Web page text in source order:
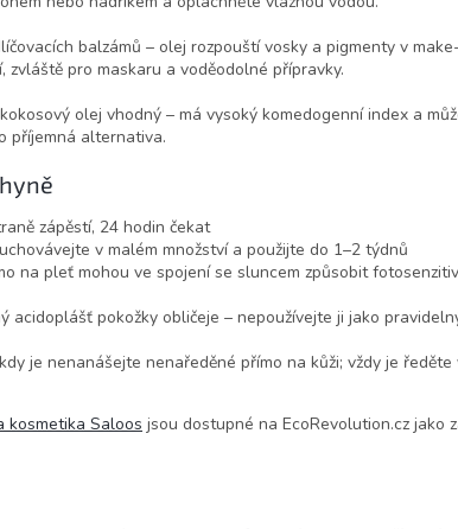
balzámů – olej rozpouští vosky a pigmenty v
pro maskaru a voděodolné přípravky.
olej vhodný – má vysoký komedogenní index a
příjemná alternativa.
zápěstí, 24 hodin čekat
v malém množství a použijte do 1–2 týdnů
na pleť mohou ve spojení se sluncem způsobit
acidoplášť pokožky obličeje – nepoužívejte ji jako
je nenanášejte nenaředěné přímo na kůži; vždy je ředěte
kosmetika Saloos jsou dostupné na EcoRevolution.cz jako